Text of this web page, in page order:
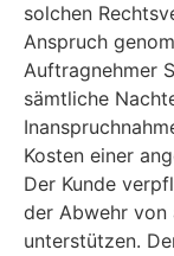
solchen
Anspruch
Auftragnehmer
sämtliche
Kosten einer
Der Kunde
der Abwehr von
unterstützen.